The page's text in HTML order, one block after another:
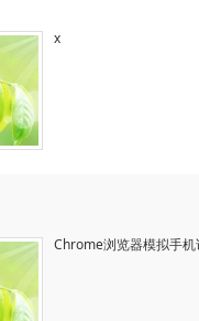
x
Chrome浏览器模拟手机